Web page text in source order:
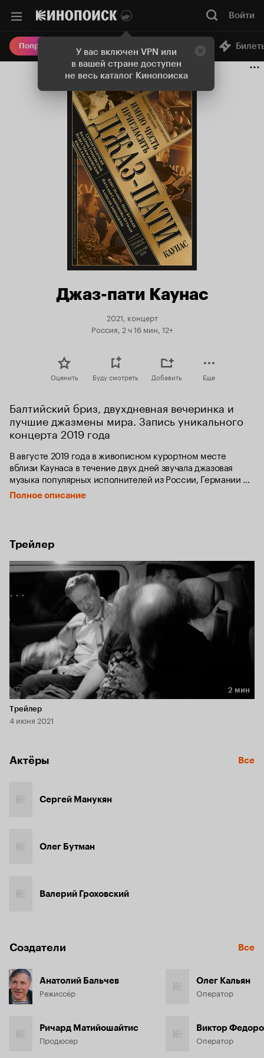
У вас включен VPN или
в вашей стране доступен
не весь каталог Кинопоиска
Войти
Попробовать Плюс Онлайн-кинотеатр
Джаз-пати Каунас
2021, концерт
Россия, 2 ч 16 мин, 12+
Оценить Буду смотреть Добавить Еще
Балтийский бриз, двухдневная вечеринка и
лучшие джазмены мира. Запись уникального
концерта 2019 года
В августе 2019 года в живописном курортном месте
вблизи Каунаса в течение двух дней звучала джазовая
музыка популярных исполнителей из России, Германии
и США. Именно в этих уникальных местах ещё совсем
недавно проходили уникальные джазовые форумы. И вот
Полное описание
Трейлер
Длительность 2 мин
2 мин
Трейлер
4 июня 2021
Актёры Все
Сергей Манукян
Олег Бутман
Валерий Гроховский
Создатели Все
Анатолий Бальчев
Режиссёр
Ричард Матийошайтис
Продюсер
Олег Кальян
Оператор
Виктор
Оператор